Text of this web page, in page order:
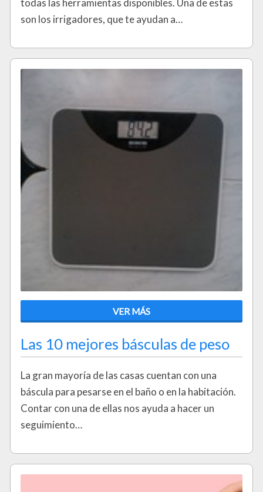
todas las herramientas disponibles. Una de estas
son los irrigadores, que te ayudan a…
VER MÁS
Las 10 mejores básculas de peso
La gran mayoría de las casas cuentan con una
báscula para pesarse en el baño o en la habitación.
Contar con una de ellas nos ayuda a hacer un
seguimiento…